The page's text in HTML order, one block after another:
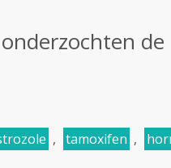
, tamoxifen ,